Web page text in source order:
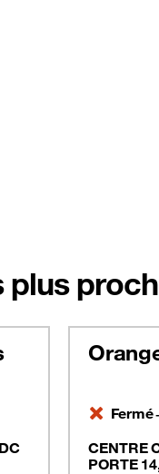
plus
Fermé
CENTRE
PORTE